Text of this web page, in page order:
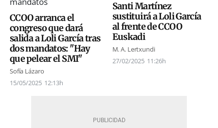
CCOO arranca el
congreso que dará
salida a Loli García tras
dos mandatos: "Hay
que pelear el SMI"
Sofía Lázaro
15/05/2025 12:13h
Santi Martínez
sustituirá a Loli García
al frente de CCOO
Euskadi
M. A. Lertxundi
27/02/2025 11:26h